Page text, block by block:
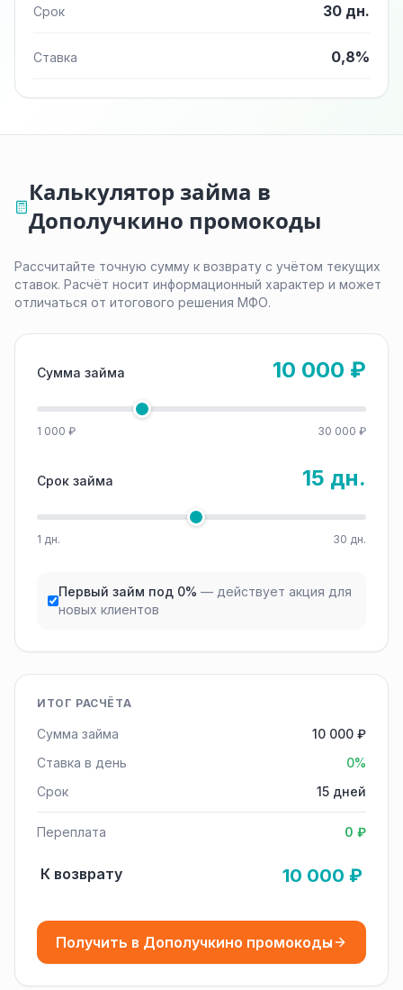
Срок 30 дн.
Ставка 0,8%
Калькулятор займа в
Дополучкино промокоды
Рассчитайте точную сумму к возврату с учётом текущих
ставок. Расчёт носит информационный характер и может
отличаться от итогового решения МФО.
Сумма займа 10 000 ₽
1 000 ₽ 30 000 ₽
Срок займа 15 дн.
1 дн. 30 дн.
Первый займ под 0% — действует акция для
новых клиентов
ИТОГ РАСЧЁТА
Сумма займа
10 000 ₽
Ставка в день
0%
Срок
15 дней
Переплата 0 ₽
К возврату 10 000 ₽
Получить в Дополучкино промокоды